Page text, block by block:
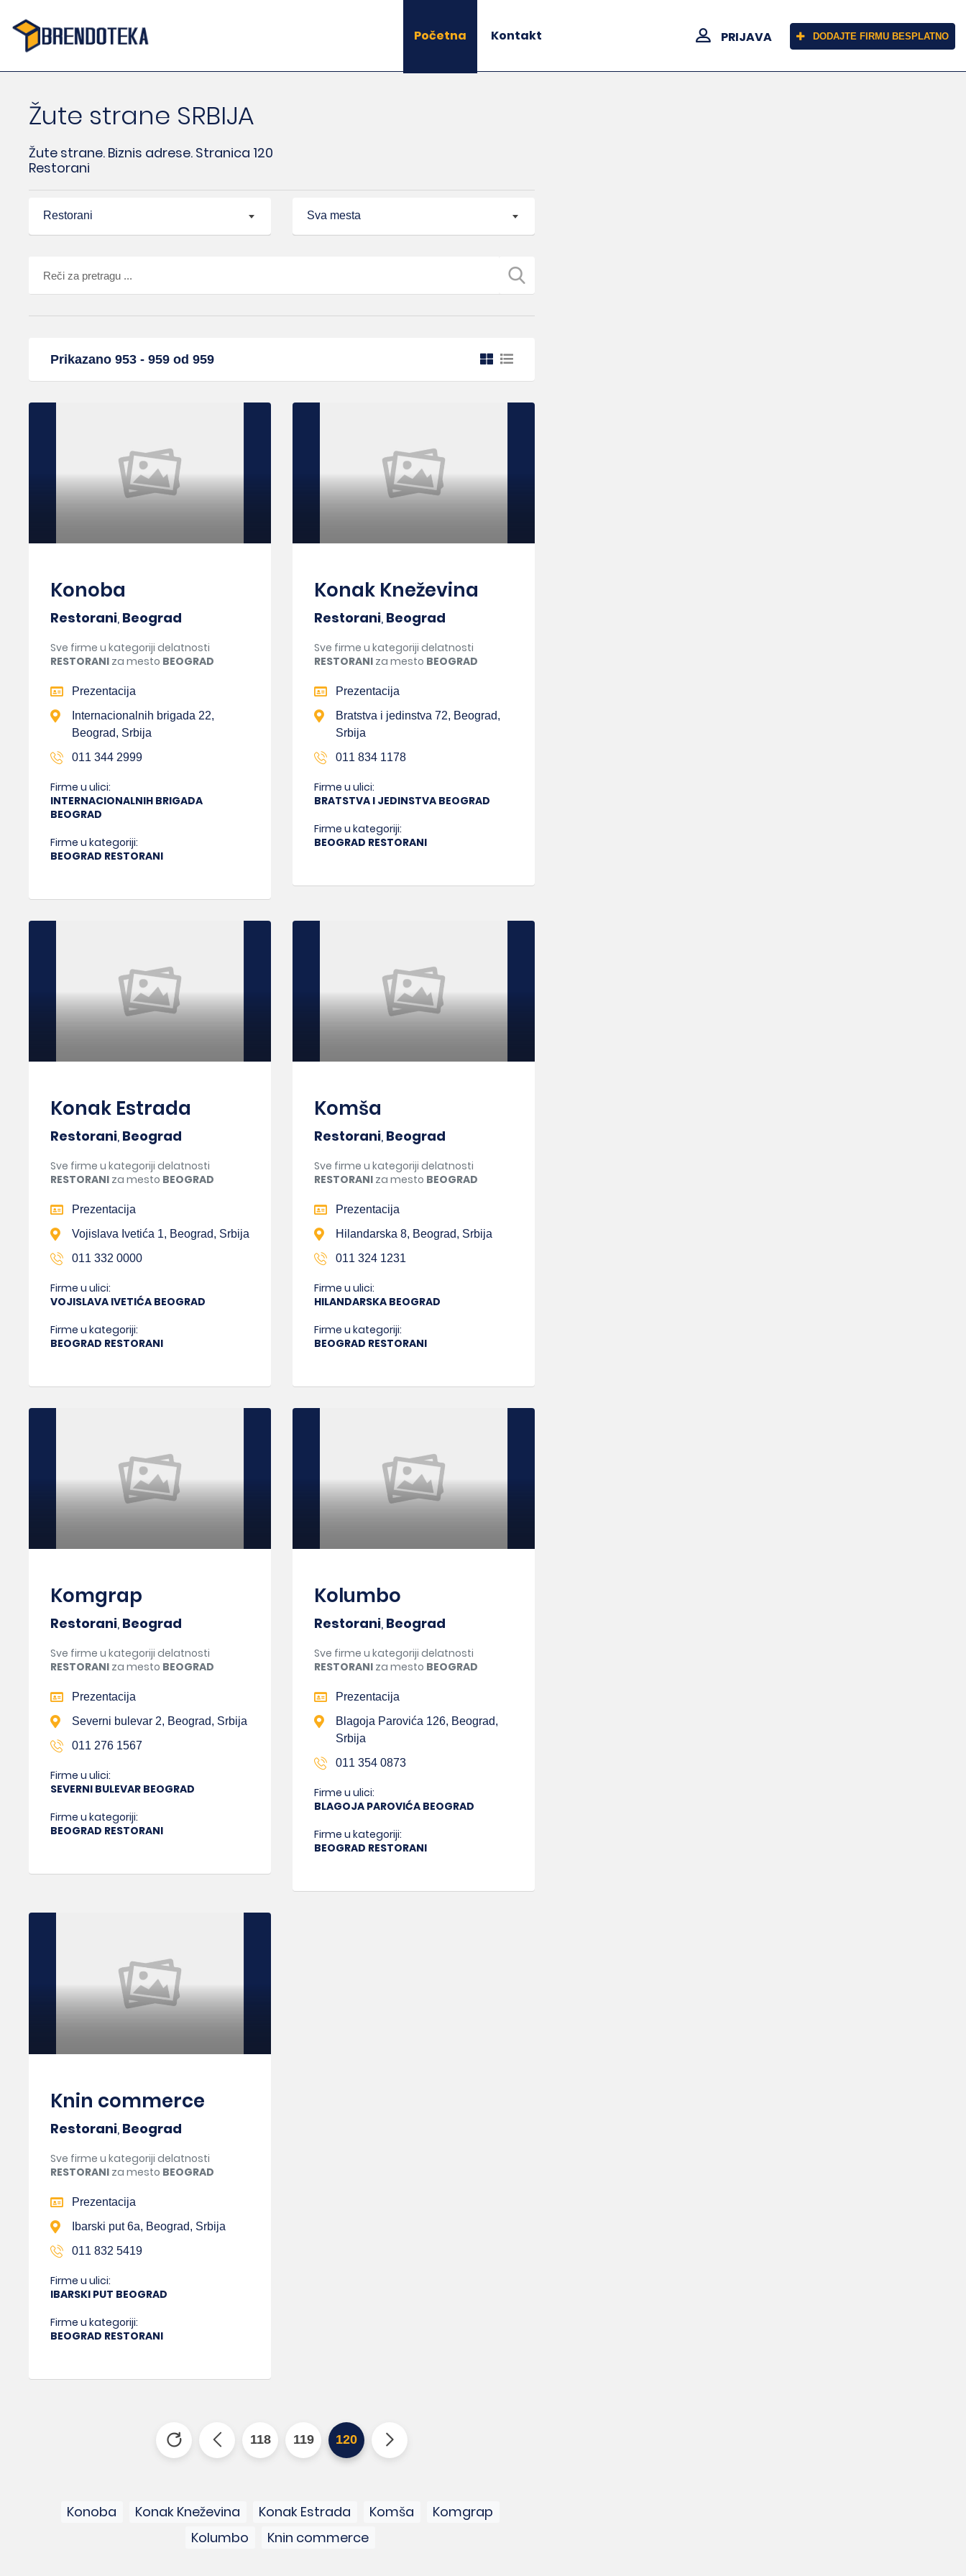
Početna Kontakt PRIJAVA DODAJTE FIRMU BESPLATNO
Žute strane SRBIJA
Žute strane. Biznis adrese. Stranica 120
Restorani
Restorani Sva mesta
Prikazano 953 - 959 od 959
Konoba
Restorani, Beograd
Sve firme u kategoriji delatnosti
RESTORANI za mesto BEOGRAD
Prezentacija
Internacionalnih brigada 22,
Beograd, Srbija
011 344 2999
Firme u ulici:
INTERNACIONALNIH BRIGADA
BEOGRAD
Firme u kategoriji:
BEOGRAD RESTORANI
Konak Kneževina
Restorani, Beograd
Sve firme u kategoriji delatnosti
RESTORANI za mesto BEOGRAD
Prezentacija
Bratstva i jedinstva 72, Beograd,
Srbija
011 834 1178
Firme u ulici:
BRATSTVA I JEDINSTVA BEOGRAD
Firme u kategoriji:
BEOGRAD RESTORANI
Konak Estrada
Restorani, Beograd
Sve firme u kategoriji delatnosti
RESTORANI za mesto BEOGRAD
Prezentacija
Vojislava Ivetića 1, Beograd, Srbija
011 332 0000
Firme u ulici:
VOJISLAVA IVETIĆA BEOGRAD
Firme u kategoriji:
BEOGRAD RESTORANI
Komša
Restorani, Beograd
Sve firme u kategoriji delatnosti
RESTORANI za mesto BEOGRAD
Prezentacija
Hilandarska 8, Beograd, Srbija
011 324 1231
Firme u ulici:
HILANDARSKA BEOGRAD
Firme u kategoriji:
BEOGRAD RESTORANI
Komgrap
Restorani, Beograd
Sve firme u kategoriji delatnosti
RESTORANI za mesto BEOGRAD
Prezentacija
Severni bulevar 2, Beograd, Srbija
011 276 1567
Firme u ulici:
SEVERNI BULEVAR BEOGRAD
Firme u kategoriji:
BEOGRAD RESTORANI
Kolumbo
Restorani, Beograd
Sve firme u kategoriji delatnosti
RESTORANI za mesto BEOGRAD
Prezentacija
Blagoja Parovića 126, Beograd,
Srbija
011 354 0873
Firme u ulici:
BLAGOJA PAROVIĆA BEOGRAD
Firme u kategoriji:
BEOGRAD RESTORANI
Knin commerce
Restorani, Beograd
Sve firme u kategoriji delatnosti
RESTORANI za mesto BEOGRAD
Prezentacija
Ibarski put 6a, Beograd, Srbija
011 832 5419
Firme u ulici:
IBARSKI PUT BEOGRAD
Firme u kategoriji:
BEOGRAD RESTORANI
118 119 120
Konoba Konak Kneževina Konak Estrada Komša
Komgrap
Kolumbo
Knin commerce